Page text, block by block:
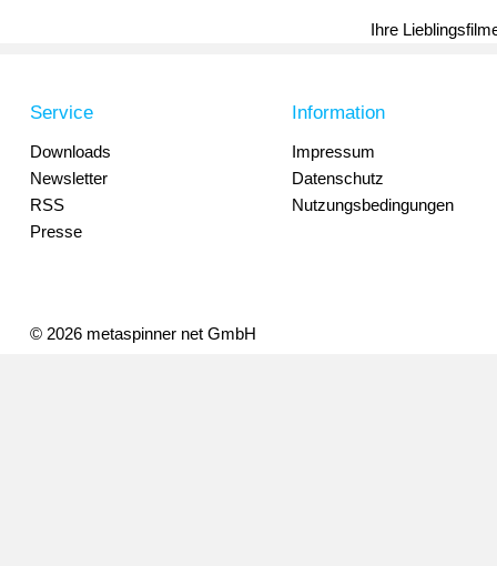
Ihre
Service
Downloads
Newsletter
RSS
Presse
Information
Impressum
Datenschutz
Nutzungsbedingungen
© 2026 metaspinner net GmbH